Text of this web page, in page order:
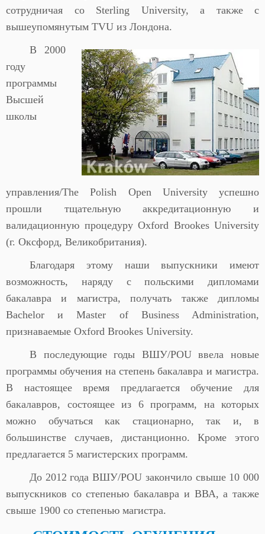
сотрудничая со Sterling University, а также с
вышеупомянутым TVU из Лондона.
В 2000
году
программы
Высшей
школы
управления/The Polish Open University успешно
прошли тщательную аккредитационную и
валидационную процедуру Oxford Brookes University
(г. Оксфорд, Великобритания).
Благодаря этому наши выпускники имеют
возможность, наряду с польскими дипломами
бакалавра и магистра, получать также дипломы
Bachelor и Master of Business Administration,
признаваемые Oxford Brookes University.
В последующие годы ВШУ/POU ввела новые
программы обучения на степень бакалавра и магистра.
В настоящее время предлагается обучение для
бакалавров, состоящее из 6 программ, на которых
можно обучаться как стационарно, так и, в
большинстве случаев, дистанционно. Кроме этого
предлагается 5 магистерских программ.
До 2012 года ВШУ/POU закончило свыше 10 000
выпускников со степенью бакалавра и ВВА, а также
свыше 1900 со степенью магистра.